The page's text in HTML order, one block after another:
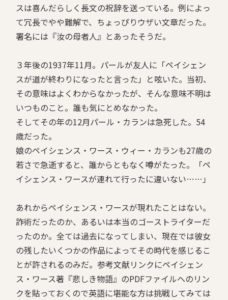
スは喜んだらしく長文の祝辞を送っている。例によっ
て冗長でやや難解で、ちょっぴりウザい文章だった。
署名には『汝の母者人』とあったそうだ。
３年後の1937年11月。パールが友人に「ペイシェン
スが道が終わりになったと言った」と呟いた。当初、
その意味はよくわからなかったが、そんな意味不明は
いつものこと。誰も気にとめなかった。
そしてその年の12月パール・カランは急死した。54
歳だった。
娘のペイシェンス・ワース・ウィー・カランも27歳の
若さで急逝すると、誰からともなく噂がたった。「ペ
イシェンス・ワースが連れて行ったに違いない……」
あれからペイシェンス・ワースが現れたことはない。
詐術だったのか、あるいは本当のゴーストライターだ
ったのか。全ては過去になってしまい、現在では彼女
の残したいくつかの作品によってその時代を感じるこ
とが許されるのみだ。参考文献リンクにペイシェン
ス・ワース著『悲しき物語』のPDFファイルへのリン
クを貼っておくので英語に堪能な方は挑戦してみては